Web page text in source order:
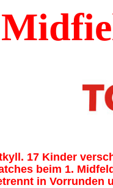
17 Kinder
beim 1.
in Vorrunden